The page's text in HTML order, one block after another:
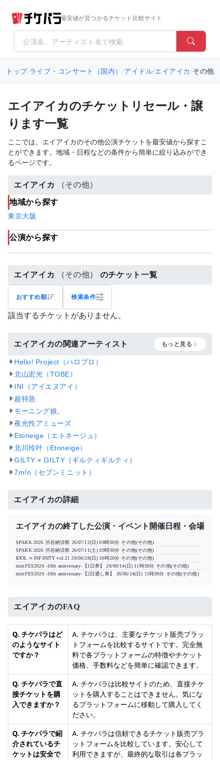
最安値が見つかるチケット比較サイト
トップ/ライブ・コンサート（国内） /アイドル/エイアイカ/その他
エイアイカのチケットリセール・譲
ります一覧
ここでは、エイアイカのその他公演チケットを最安値から探すこ
とができます。地域・日程などの条件から簡単に絞り込みができ
るページです。
エイアイカ （その他）
地域から探す
東京大阪
公演から探す
エイアイカ （その他） のチケット一覧
おすすめ順 検索条件
該当するチケットがありません。
エイアイカの関連アーティスト もっと見る
Hello! Project（ハロプロ）
北山宏光（TOBE）
INI（アイエヌアイ）
超特急
モーニング娘。
夜光性アミューズ
Etoneige（エトネージュ）
北川玲叶（Etoneige）
GILTY × GILTY（ギルティギルティ）
7m!n（セブンミニット）
エイアイカの詳細
エイアイカの終了した公演・イベント開催日程・会場
SPARK 2026 渋谷納涼祭 26/07/12(日) 09時30分 その他(その他)
SPARK 2026 渋谷納涼祭 26/07/11(土) 09時30分 その他(その他)
IDOL ∞ INFINITY vol.21 26/06/28(日) 10時20分 その他(その他)
mistFES2026 -10th anniversary-【1日券】
26/06/14(日) 11時30分 その他(その他)
mistFES2026 -10th anniversary-【2日通し券】
26/06/14(日) 11時30分 その他(その他)
エイアイカのFAQ
Q. チケパラはど
のようなサイト
ですか？
A. チケパラは、主要なチケット販売プラッ
トフォームを比較するサイトです。完全無
料で各プラットフォームの特徴やチケット
価格、手数料などを簡単に確認できます。
Q. チケパラで直
接チケットを購
入できますか？
A. チケパラは比較サイトのため、直接チケ
ットを購入することはできません。気にな
るプラットフォームに移動して購入してく
ださい。
Q. チケパラで紹
介されているチ
ケットは安全で
A. チケパラは信頼できるチケット販売プラ
ットフォームを比較しています。安心して
利用できますが、最終的な取引は各プラッ